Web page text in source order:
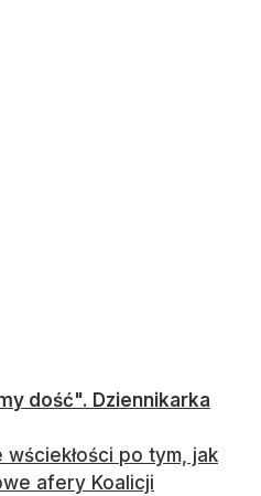
dość". Dziennikarka
wściekłości po tym, jak
afery Koalicji